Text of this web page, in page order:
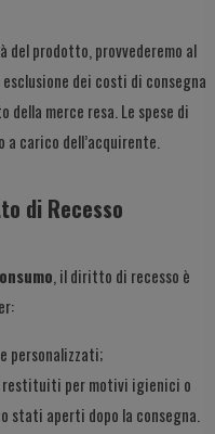
prodotto, provvederemo al
dei costi di consegna
della merce resa. Le spese di
carico dell’acquirente.
di Recesso
, il diritto di recesso è
personalizzati;
restituiti per motivi igienici o
stati aperti dopo la consegna.